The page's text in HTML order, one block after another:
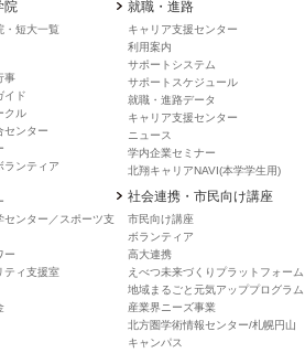
院
・短大一覧
事
イド
クル
センター
ランティア
センター／スポーツ支
ー
ティ支援室
就職・進路
キャリア支援センター
利用案内
サポートシステム
サポートスケジュール
就職・進路データ
キャリア支援センター
ニュース
学内企業セミナー
北翔キャリアNAVI(本学学生用)
社会連携・市民向け講座
市民向け講座
ボランティア
高大連携
えべつ未来づくりプラットフォーム
地域まるごと元気アッププログラム
産業界ニーズ事業
北方圏学術情報センター/札幌円山
キャンパス